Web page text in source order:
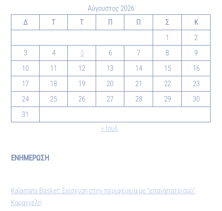
Αύγουστος 2026
Δ
Τ Τ Π Π Σ
Κ
1
2
3
4 5 6 7 8
9
10
11 12 13 14 15
16
17
18 19 20 21 22
23
24
25 26 27 28 29
30
31
« Ιούλ
ΕΝΗΜΕΡΩΣΗ
Kalamata Basket: Ενίσχυση στην περιφέρεια με “επαναπατρισμό”
Καραγγελή